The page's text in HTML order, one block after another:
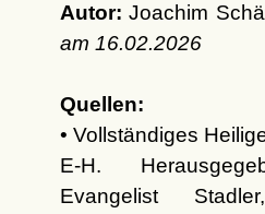
Autor: Joachim
am 16.02.2026
Quellen:
• Vollständiges
E-H.
Evangelist